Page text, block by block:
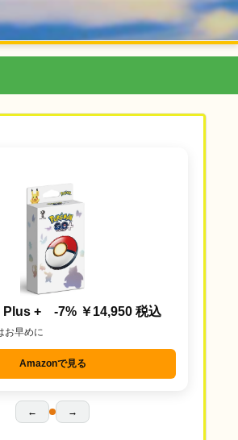
Plus + -7% ￥14,950 税込
お早めに
Amazonで見る
← →